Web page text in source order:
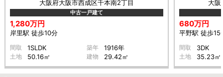
大阪府大阪市西成区千本南2丁目
中古一戸建て
1,280万円
岸里駅 徒歩10分
間取 1SLDK 築年 1916年
土地 50.16㎡ 建物 29.42㎡
大阪
680万円
平野駅 徒歩15
間取 3DK
土地 35.23㎡